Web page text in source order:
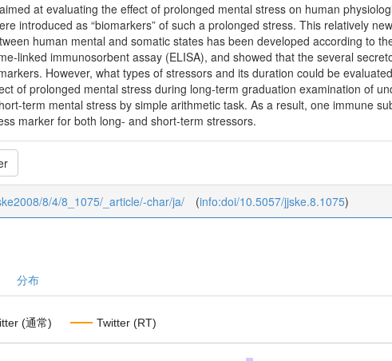
at evaluating the effect of prolonged mental stress on human
introduced as “biomarkers” of such a prolonged stress. This relatively
human mental and somatic states has been developed according to
linked immunosorbent assay (ELISA), and showed that the several
However, what types of stressors and its duration could be
of prolonged mental stress during long-term graduation examination of
term mental stress by simple arithmetic task. As a result, one immune
marker for both long- and short-term stressors.
8/4/8_1075/_article/-char/ja/ (info:doi/10.5057/jjske.8.1075)
分布
(通常) Twitter (RT)